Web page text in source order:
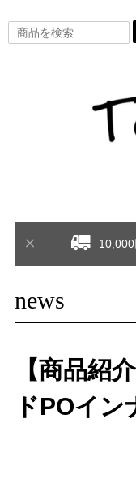
news
【商品紹
ドPOイン